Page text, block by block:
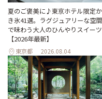
夏のご褒美に♪東京ホテル限定か
き氷41選。ラグジュアリーな空間
で味わう大人のひんやりスイーツ
【2026年最新】
東京都 2026.08.04